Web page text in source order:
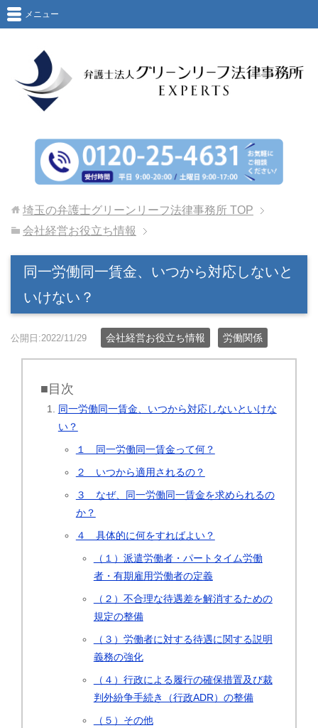
メニュー
埼玉の弁護士グリーンリーフ法律事務所 TOP
会社経営お役立ち情報
同一労働同一賃金、いつから対応しないと
いけない？
公開日:2022/11/29 会社経営お役立ち情報 労働関係
■目次
同一労働同一賃金、いつから対応しないといけな
い？
１ 同一労働同一賃金って何？
２ いつから適用されるの？
３ なぜ、同一労働同一賃金を求められるの
か？
４ 具体的に何をすればよい？
（１）派遣労働者・パートタイム労働
者・有期雇用労働者の定義
（２）不合理な待遇差を解消するための
規定の整備
（３）労働者に対する待遇に関する説明
義務の強化
（４）行政による履行の確保措置及び裁
判外紛争手続き（行政ADR）の整備
（５）その他